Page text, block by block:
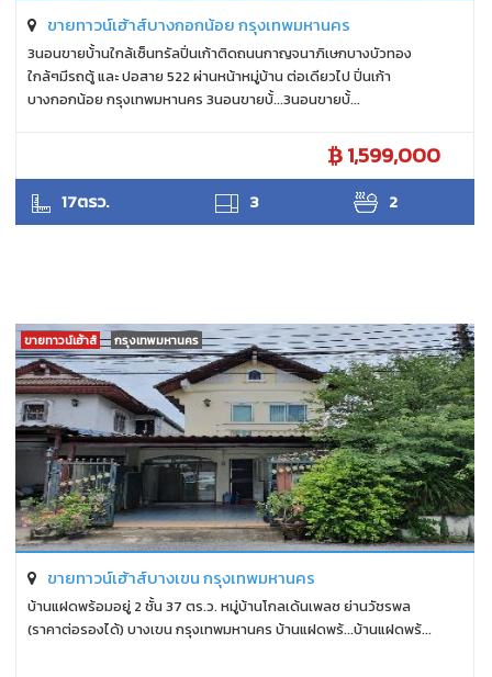
ขายทาวน์เฮ้าส์บางกอกน้อย กรุงเทพมหานคร
3นอนขายบ้้านใกล้เซ็นทรัลปิ่นเก้าติดถนนกาญจนาภิเษกบางบัวทอง
ใกล้ๆมีรถตู้ และ ปอสาย 522 ผ่านหน้าหมู่บ้าน ต่อเดียวไป ปิ่นเก้า
บางกอกน้อย กรุงเทพมหานคร 3นอนขายบ้้...3นอนขายบ้้...
1,599,000
17ตรว. 3 2
แววดาว
ขายทาวน์เฮ้าส์ กรุงเทพมหานคร
ขายทาวน์เฮ้าส์บางเขน กรุงเทพมหานคร
บ้านแฝดพร้อมอยู่ 2 ชั้น 37 ตร.ว. หมู่บ้านโกลเด้นเพลซ ย่านวัชรพล
(ราคาต่อรองได้) บางเขน กรุงเทพมหานคร บ้านแฝดพร้...บ้านแฝดพร้...